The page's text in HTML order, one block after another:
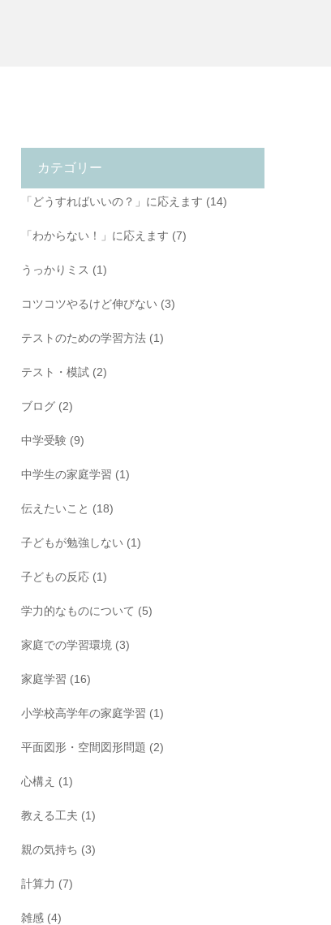
カテゴリー
「どうすればいいの？」に応えます (14)
「わからない！」に応えます (7)
うっかりミス (1)
コツコツやるけど伸びない (3)
テストのための学習方法 (1)
テスト・模試 (2)
ブログ (2)
中学受験 (9)
中学生の家庭学習 (1)
伝えたいこと (18)
子どもが勉強しない (1)
子どもの反応 (1)
学力的なものについて (5)
家庭での学習環境 (3)
家庭学習 (16)
小学校高学年の家庭学習 (1)
平面図形・空間図形問題 (2)
心構え (1)
教える工夫 (1)
親の気持ち (3)
計算力 (7)
雑感 (4)